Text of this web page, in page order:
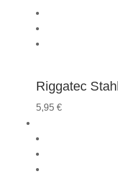
Riggatec
5,95 €